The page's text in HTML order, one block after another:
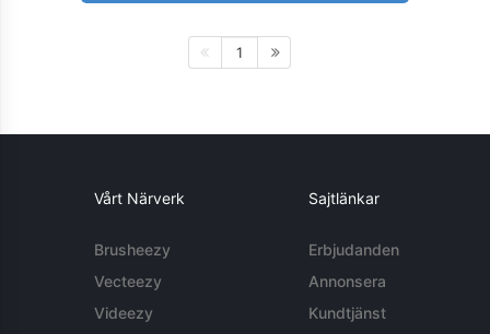
1
Vårt Närverk
Brusheezy
Vecteezy
Videezy
Sajtlänkar
Erbjudanden
Annonsera
Kundtjänst